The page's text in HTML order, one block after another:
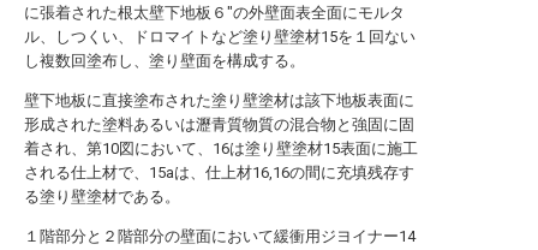
に張着された根太壁下地板６″の外壁面表全面にモルタ
ル、しつくい、ドロマイトなど塗り壁塗材15を１回ない
し複数回塗布し、塗り壁面を構成する。
壁下地板に直接塗布された塗り壁塗材は該下地板表面に
形成された塗料あるいは瀝青質物質の混合物と強固に固
着され、第10図において、16は塗り壁塗材15表面に施工
される仕上材で、15aは、仕上材16,16の間に充填残存す
る塗り壁塗材である。
１階部分と２階部分の壁面において緩衝用ジヨイナー14